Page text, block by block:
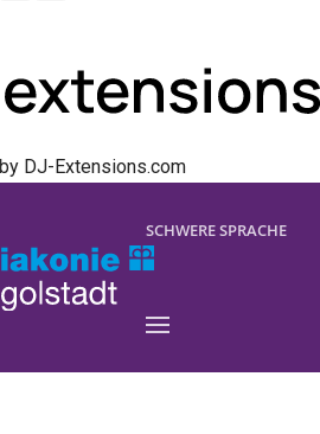
by DJ-Extensions.com
SCHWERE SPRACHE